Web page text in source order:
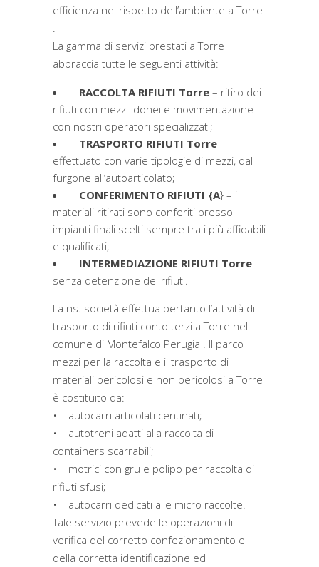
efficienza nel rispetto dell’ambiente a Torre
.
La gamma di servizi prestati a Torre
abbraccia tutte le seguenti attività:
RACCOLTA RIFIUTI Torre – ritiro dei
rifiuti con mezzi idonei e movimentazione
con nostri operatori specializzati;
TRASPORTO RIFIUTI Torre –
effettuato con varie tipologie di mezzi, dal
furgone all’autoarticolato;
CONFERIMENTO RIFIUTI {A} – i
materiali ritirati sono conferiti presso
impianti finali scelti sempre tra i più affidabili
e qualificati;
INTERMEDIAZIONE RIFIUTI Torre –
senza detenzione dei rifiuti.
La ns. società effettua pertanto l’attività di
trasporto di rifiuti conto terzi a Torre nel
comune di Montefalco Perugia . Il parco
mezzi per la raccolta e il trasporto di
materiali pericolosi e non pericolosi a Torre
è costituito da:
• autocarri articolati centinati;
• autotreni adatti alla raccolta di
containers scarrabili;
• motrici con gru e polipo per raccolta di
rifiuti sfusi;
• autocarri dedicati alle micro raccolte.
Tale servizio prevede le operazioni di
verifica del corretto confezionamento e
della corretta identificazione ed